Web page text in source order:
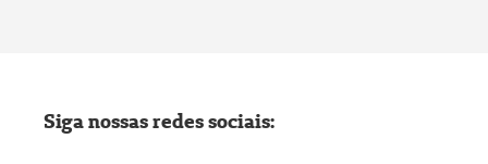
Siga nossas redes sociais: